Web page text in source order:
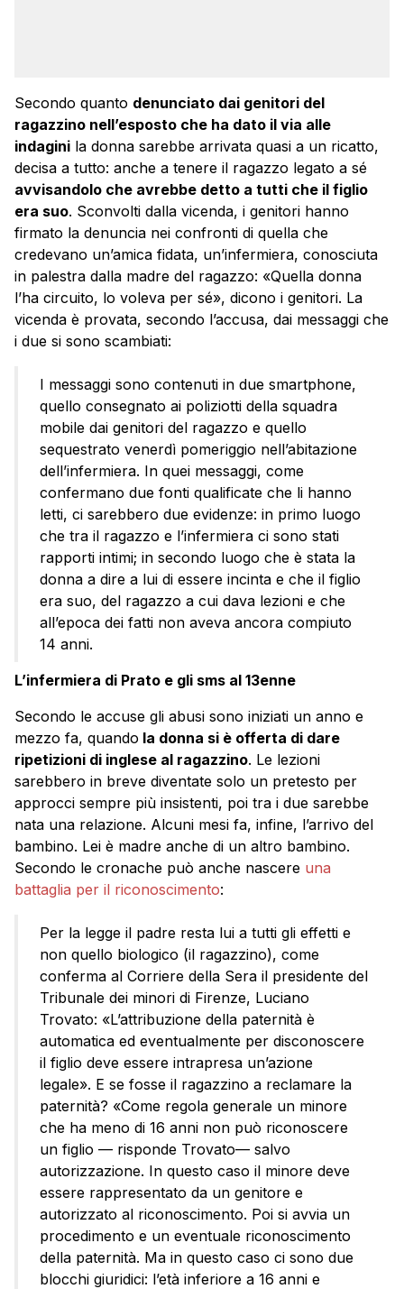
Secondo quanto denunciato dai genitori del
ragazzino nell’esposto che ha dato il via alle
indagini la donna sarebbe arrivata quasi a un ricatto,
decisa a tutto: anche a tenere il ragazzo legato a sé
avvisandolo che avrebbe detto a tutti che il figlio
era suo. Sconvolti dalla vicenda, i genitori hanno
firmato la denuncia nei confronti di quella che
credevano un’amica fidata, un’infermiera, conosciuta
in palestra dalla madre del ragazzo: «Quella donna
l’ha circuito, lo voleva per sé», dicono i genitori. La
vicenda è provata, secondo l’accusa, dai messaggi che
i due si sono scambiati:
I messaggi sono contenuti in due smartphone,
quello consegnato ai poliziotti della squadra
mobile dai genitori del ragazzo e quello
sequestrato venerdì pomeriggio nell’abitazione
dell’infermiera. In quei messaggi, come
confermano due fonti qualificate che li hanno
letti, ci sarebbero due evidenze: in primo luogo
che tra il ragazzo e l’infermiera ci sono stati
rapporti intimi; in secondo luogo che è stata la
donna a dire a lui di essere incinta e che il figlio
era suo, del ragazzo a cui dava lezioni e che
all’epoca dei fatti non aveva ancora compiuto
14 anni.
L’infermiera di Prato e gli sms al 13enne
Secondo le accuse gli abusi sono iniziati un anno e
mezzo fa, quando la donna si è offerta di dare
ripetizioni di inglese al ragazzino. Le lezioni
sarebbero in breve diventate solo un pretesto per
approcci sempre più insistenti, poi tra i due sarebbe
nata una relazione. Alcuni mesi fa, infine, l’arrivo del
bambino. Lei è madre anche di un altro bambino.
Secondo le cronache può anche nascere una
battaglia per il riconoscimento:
Per la legge il padre resta lui a tutti gli effetti e
non quello biologico (il ragazzino), come
conferma al Corriere della Sera il presidente del
Tribunale dei minori di Firenze, Luciano
Trovato: «L’attribuzione della paternità è
automatica ed eventualmente per disconoscere
il figlio deve essere intrapresa un’azione
legale». E se fosse il ragazzino a reclamare la
paternità? «Come regola generale un minore
che ha meno di 16 anni non può riconoscere
un figlio — risponde Trovato— salvo
autorizzazione. In questo caso il minore deve
essere rappresentato da un genitore e
autorizzato al riconoscimento. Poi si avvia un
procedimento e un eventuale riconoscimento
della paternità. Ma in questo caso ci sono due
blocchi giuridici: l’età inferiore a 16 anni e